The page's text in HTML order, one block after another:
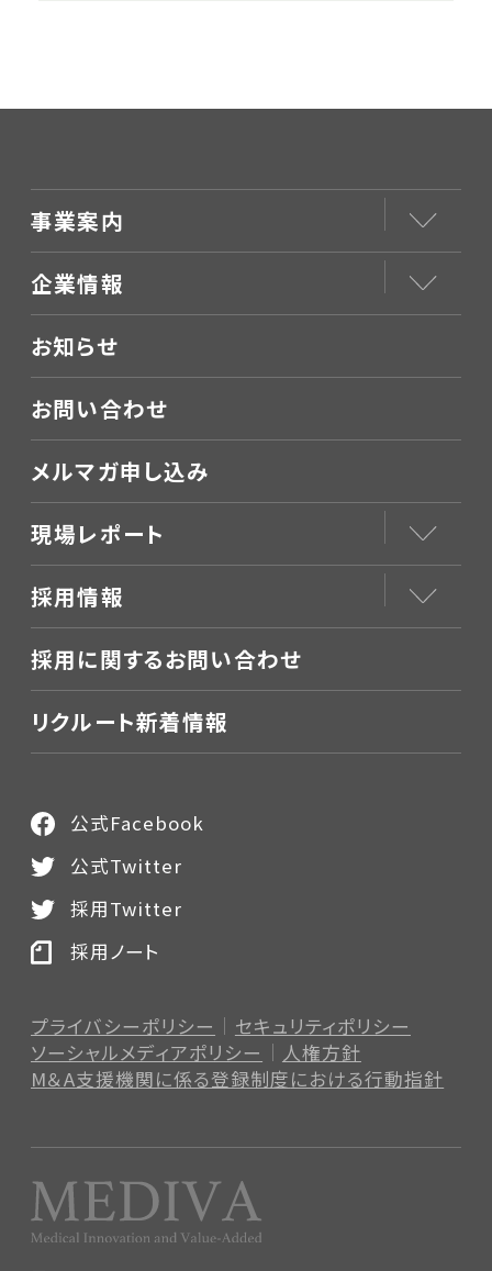
事業案内
企業情報
お知らせ
お問い合わせ
メルマガ申し込み
現場レポート
採用情報
採用に関するお問い合わせ
リクルート新着情報
プライバシーポリシー
セキュリティポリシー
ソーシャルメディアポリシー
人権方針
M＆A支援機関に係る登録制度における行動指針
公式Facebook
公式Twitter
採用Twitter
採用ノート